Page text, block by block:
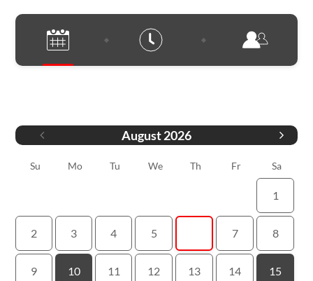
August2026
Su Mo Tu We Th Fr Sa
1
2 3 4 5 7 8
9 10 11 12 13 14 15